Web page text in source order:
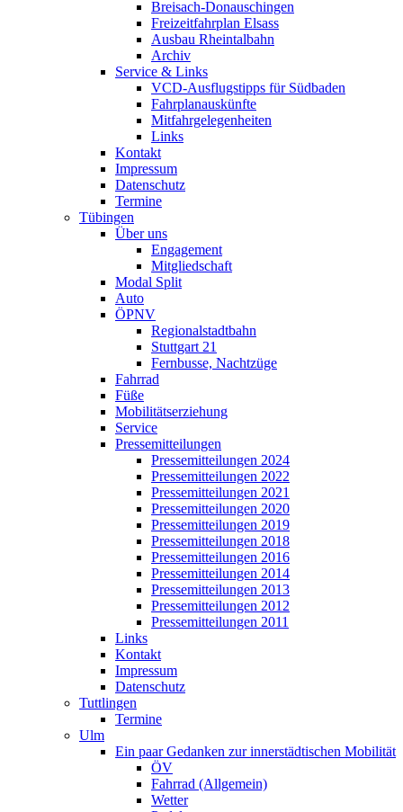
Breisach-Donauschingen
Freizeitfahrplan Elsass
Ausbau Rheintalbahn
Archiv
Service & Links
VCD-Ausflugstipps für Südbaden
Fahrplanauskünfte
Mitfahrgelegenheiten
Links
Kontakt
Impressum
Datenschutz
Termine
Tübingen
Über uns
Engagement
Mitgliedschaft
Modal Split
Auto
ÖPNV
Regionalstadtbahn
Stuttgart 21
Fernbusse, Nachtzüge
Fahrrad
Füße
Mobilitätserziehung
Service
Pressemitteilungen
Pressemitteilungen 2024
Pressemitteilungen 2022
Pressemitteilungen 2021
Pressemitteilungen 2020
Pressemitteilungen 2019
Pressemitteilungen 2018
Pressemitteilungen 2016
Pressemitteilungen 2014
Pressemitteilungen 2013
Pressemitteilungen 2012
Pressemitteilungen 2011
Links
Kontakt
Impressum
Datenschutz
Tuttlingen
Termine
Ulm
Ein paar Gedanken zur innerstädtischen Mobilität
ÖV
Fahrrad (Allgemein)
Wetter